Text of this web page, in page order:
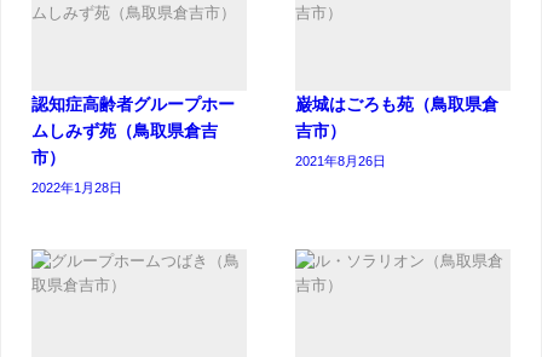
認知症高齢者グループホー
ムしみず苑（鳥取県倉吉
市）
2022年1月28日
巌城はごろも苑（鳥取県倉
吉市）
2021年8月26日